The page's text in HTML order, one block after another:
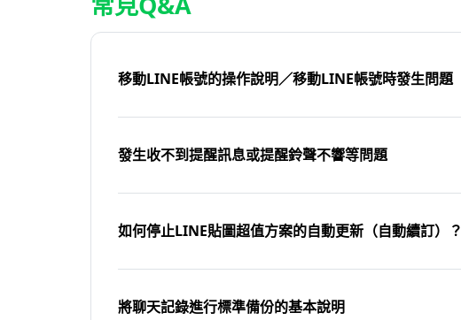
移動LINE帳號的操作說明／移動LINE帳號時發生問題
發生收不到提醒訊息或提醒鈴聲不響等問題
如何停止LINE貼圖超值方案的自動更新（自動續訂）？
將聊天記錄進行標準備份的基本說明